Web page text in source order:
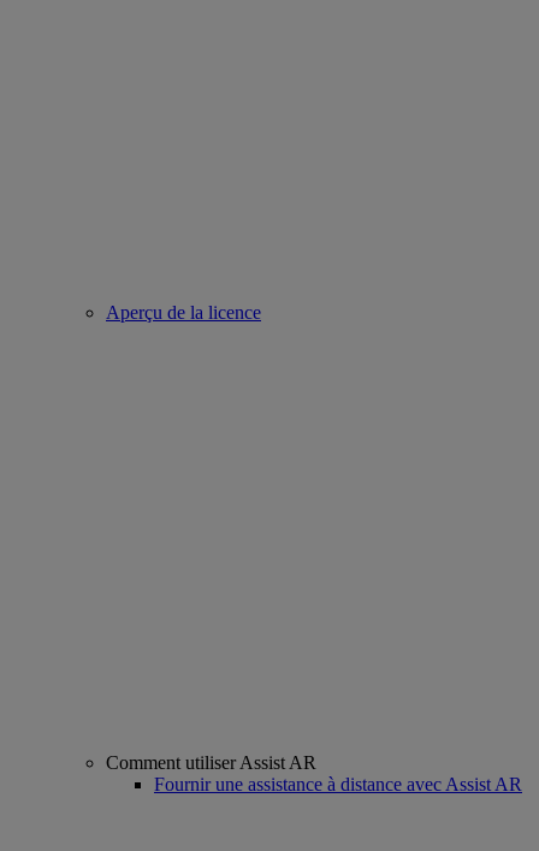
Aperçu de la licence
Comment utiliser Assist AR
Fournir une assistance à distance avec Assist AR